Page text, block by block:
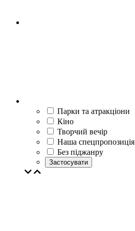
Парки та атракціони
Кіно
Творчий вечір
Наша спецпропозиція
Без піджанру
Застосувати